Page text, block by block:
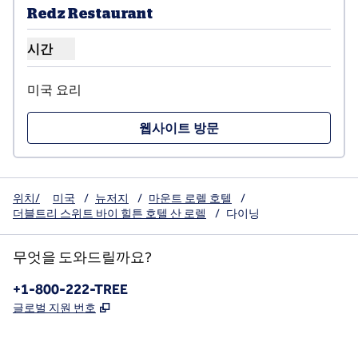
Redz Restaurant
시간
레드츠 레스토랑 시간 표시
미국 요리
웹사이트 방문
,새 탭 열림
위치/ 미국 / 뉴저지 / 마운트 로렐 호텔
/
더블트리 스위트 바이 힐튼 호텔 산 로렐
/ 다이닝
무엇을 도와드릴까요?
전화:
+1-800-222-TREE
글로벌 지원 번호 ,